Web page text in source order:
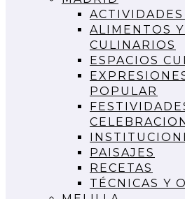
ALIMENTOS
CULINARIOS
ESPACIOS
POPULAR
PAISAJES
RECETAS
TÉCNICAS Y